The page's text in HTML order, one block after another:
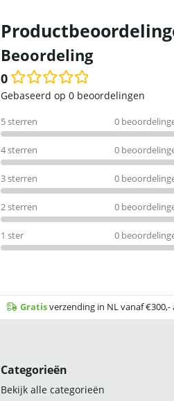
Beoordeling
0
Waardering
uit
5
Gebaseerd op 0 beoordelingen
5 sterren 0
4 sterren 0
3 sterren 0
2 sterren 0
1 ster 0
Gratisverzending in NL vanaf €300,-
Categorieën
Bekijk alle categorieën